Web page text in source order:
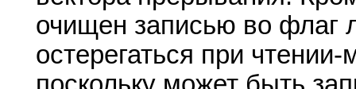
очищен записью во флаг
остерегаться при